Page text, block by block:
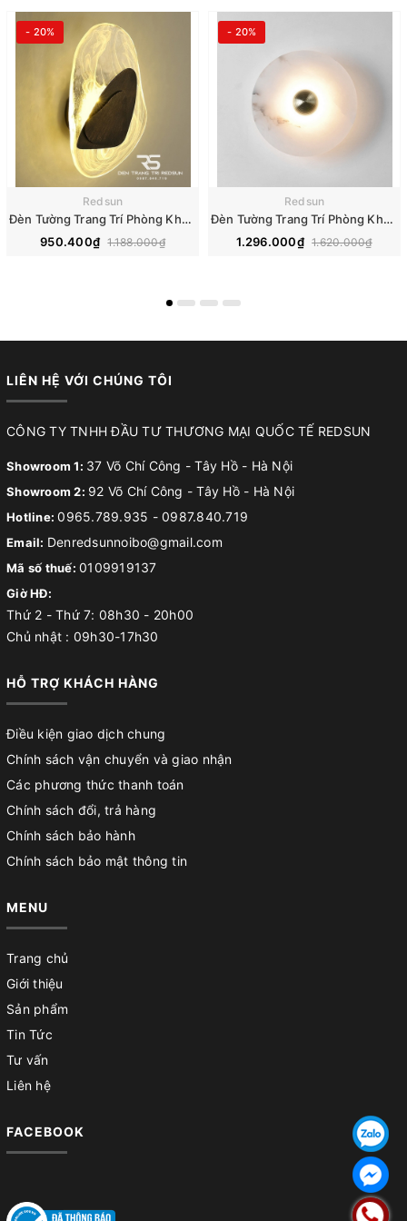
- 20%
Redsun
Đèn Tường Trang Trí Phòng Khách, Phòng Ngủ, Cầu Thang Phong Cách Bắc Âu Chất Liệu Pha Lê DT-118
950.400₫ 1.188.000₫
- 20%
Redsun
Đèn Tường Trang Trí Phòng Khách, Phòng Ngủ, Cầu Thang Phong Cách Bắc Âu Chất Liệu Đá Cẩm Thạch DT-112
1.296.000₫ 1.620.000₫
LIÊN HỆ VỚI CHÚNG TÔI
CÔNG TY TNHH ĐẦU TƯ THƯƠNG MẠI QUỐC TẾ REDSUN
Showroom 1: 37 Võ Chí Công - Tây Hồ - Hà Nội
Showroom 2: 92 Võ Chí Công - Tây Hồ - Hà Nội
Hotline:0965.789.935 - 0987.840.719
Email: Denredsunnoibo@gmail.com
Mã số thuế: 0109919137
Giờ HĐ:
Thứ 2 - Thứ 7: 08h30 - 20h00
Chủ nhật : 09h30-17h30
HỖ TRỢ KHÁCH HÀNG
Điều kiện giao dịch chung
Chính sách vận chuyển và giao nhận
Các phương thức thanh toán
Chính sách đổi, trả hàng
Chính sách bảo hành
Chính sách bảo mật thông tin
MENU
Trang chủ
Giới thiệu
Sản phẩm
Tin Tức
Tư vấn
Liên hệ
FACEBOOK